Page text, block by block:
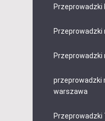
Przeprowadzki
Przeprowadzki
Przeprowadzki
przeprowadzki
warszawa
Przeprowadzki